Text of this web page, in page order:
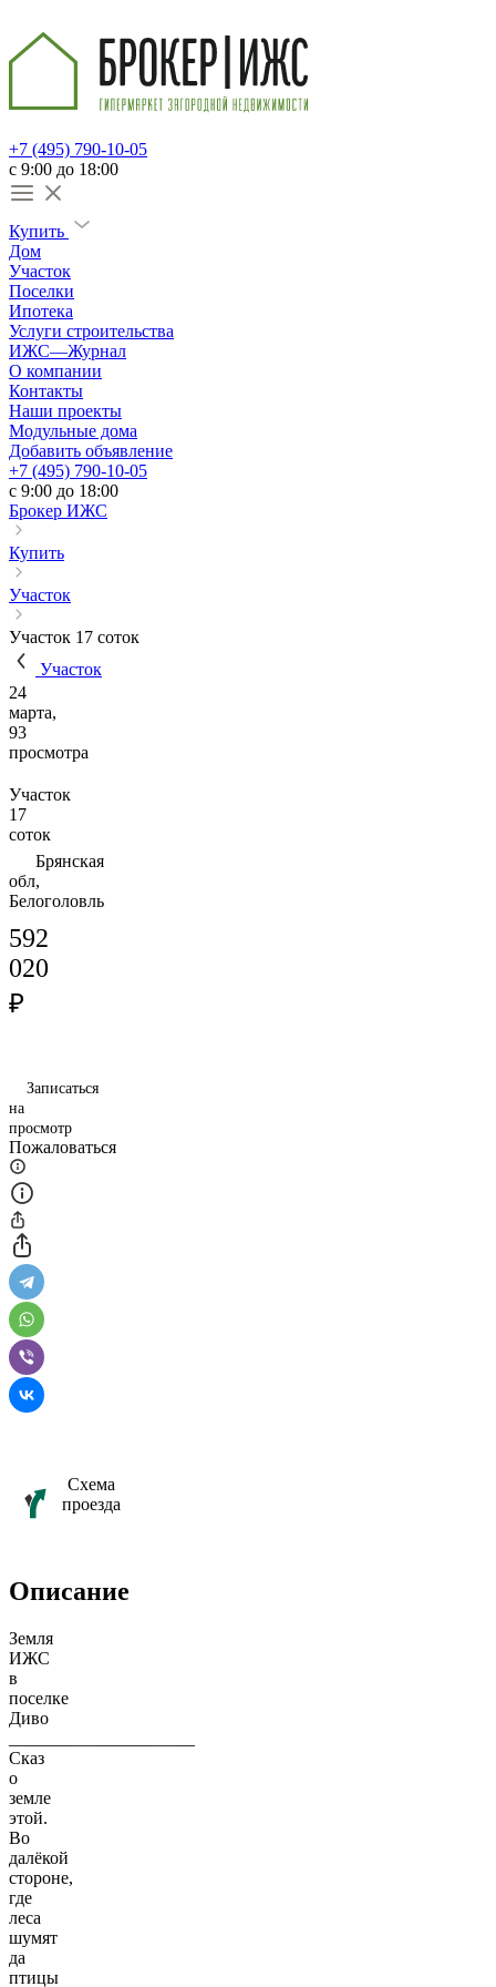
+7 (495) 790-10-05
c 9:00 до 18:00
Купить
Дом
Участок
Поселки
Ипотека
Услуги строительства
ИЖС—Журнал
О компании
Контакты
Наши проекты
Модульные дома
Добавить объявление
+7 (495) 790-10-05
c 9:00 до 18:00
Брокер ИЖС
Купить
Участок
Участок 17 соток
Участок
24
марта,
93
просмотра
Участок
17
соток
Брянская
обл,
Белоголовль
592
020
₽
Записаться
на
просмотр
Пожаловаться
Схема
проезда
Описание
Земля
ИЖС
в
поселке
Диво
Сказ
о
земле
этой.
Вo
далёкой
стоpoнe,
где
леcа
шумят
дa
птицы